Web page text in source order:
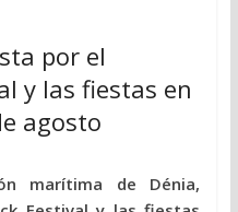
por el
y las fiestas en
agosto
marítima de Dénia,